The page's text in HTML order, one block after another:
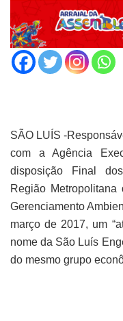
SÃO LUÍS -
com a Agência
disposição Final
Região
Gerenciamento
março de 2017, um
nome da São Luís
do mesmo grupo